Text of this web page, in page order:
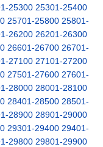
25300 25301-25400
25701-25800 25801-
26200 26201-26300
26601-26700 26701-
27100 27101-27200
27501-27600 27601-
28000 28001-28100
28401-28500 28501-
28900 28901-29000
29301-29400 29401-
29800 29801-29900